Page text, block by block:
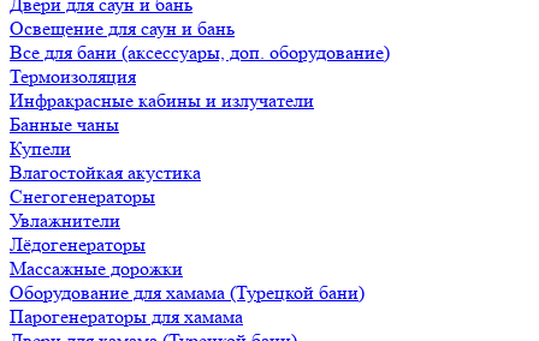
Освещение для саун и бань
Все для бани (аксессуары, доп. оборудование)
Термоизоляция
Инфракрасные кабины и излучатели
Банные чаны
Купели
Влагостойкая акустика
Снегогенераторы
Увлажнители
Лёдогенераторы
Массажные дорожки
Оборудование для хамама (Турецкой бани)
Парогенераторы для хамама